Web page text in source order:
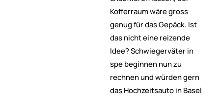
Kofferraum wäre gross
genug für das Gepäck. Ist
das nicht eine reizende
Idee? Schwiegerväter in
spe beginnen nun zu
rechnen und würden gern
das Hochzeitsauto in Basel